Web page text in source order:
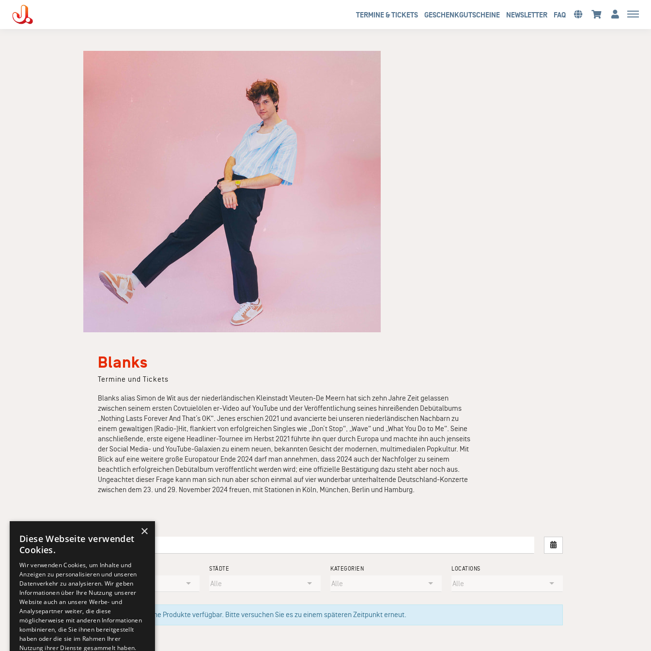
TERMINE & TICKETS GESCHENKGUTSCHEINE NEWSLETTER FAQ
Blanks
Termine und Tickets
Blanks alias Simon de Wit aus der niederländischen Kleinstadt Vleuten-De Meern hat sich zehn Jahre Zeit gelassen
zwischen seinem ersten Covtuielölen er-Video auf YouTube und der Veröffentlichung seines hinreißenden Debütalbums
„Nothing Lasts Forever And That’s OK“. Jenes erschien 2021 und avancierte bei unseren niederländischen Nachbarn zu
einem gewaltigen (Radio-)Hit, flankiert von erfolgreichen Singles wie „Don’t Stop“, „Wave“ und „What You Do to Me“. Seine
anschließende, erste eigene Headliner-Tournee im Herbst 2021 führte ihn quer durch Europa und machte ihn auch jenseits
der Social Media- und YouTube-Galaxien zu einem neuen, bekannten Gesicht der modernen, multimedialen Popkultur. Mit
Blick auf eine weitere große Europatour Ende 2024 darf man annehmen, dass 2024 auch der Nachfolger zu seinem
beachtlich erfolgreichen Debütalbum veröffentlicht werden wird; eine offizielle Bestätigung dazu steht aber noch aus.
Ungeachtet dieser Frage kann man sich nun aber schon einmal auf vier wunderbar unterhaltende Deutschland-Konzerte
zwischen dem 23. und 29. November 2024 freuen, mit Stationen in Köln, München, Berlin und Hamburg.
Nach Datum filtern
KÜNSTLER STÄDTE KATEGORIEN LOCATIONS
Im Moment sind keine Produkte verfügbar. Bitte versuchen Sie es zu einem späteren Zeitpunkt erneut.
×
Diese Webseite verwendet
Cookies.
Wir verwenden Cookies, um Inhalte und
Anzeigen zu personalisieren und unseren
Datenverkehr zu analysieren. Wir geben
Informationen über Ihre Nutzung unserer
Website auch an unsere Werbe- und
Analysepartner weiter, die diese
möglicherweise mit anderen Informationen
kombinieren, die Sie ihnen bereitgestellt
haben oder die sie im Rahmen Ihrer
Nutzung ihrer Dienste gesammelt haben.